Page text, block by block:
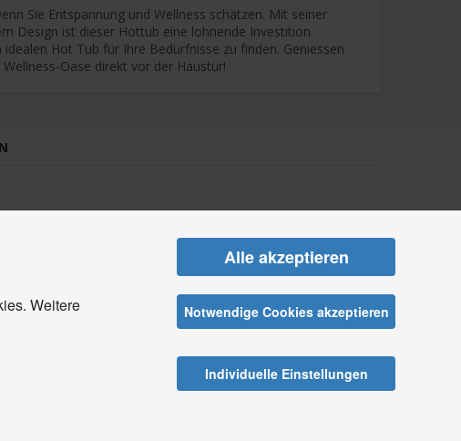
Sie Entspannung und Wellness schätzen. Mit seiner
Design ist dieser Hottub eine lohnende Investition.
Hot Tub für Ihre Bedürfnisse zu finden. Geniessen
Oase direkt vor der Haustür!
Weitere
Alle akzeptieren
Notwendige Cookies akzeptieren
Individuelle Einstellungen